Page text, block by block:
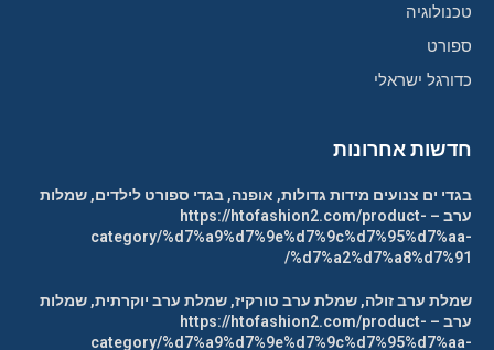
טכנולוגיה
ספורט
כדורגל ישראלי
חדשות אחרונות
בגדי ים צנועים מידות גדולות, אופנה, בגדי ספורט לילדים, שמלות
ערב – https://htofashion2.com/product-
category/%d7%a9%d7%9e%d7%9c%d7%95%d7%aa-
%d7%a2%d7%a8%d7%91/
שמלת ערב זולה, שמלת ערב טורקיז, שמלת ערב יוקרתית, שמלות
ערב – https://htofashion2.com/product-
category/%d7%a9%d7%9e%d7%9c%d7%95%d7%aa-